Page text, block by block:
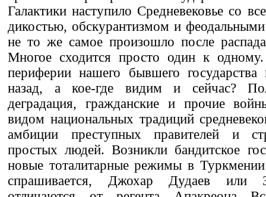
Галактики наступило Средневековье со
дикостью, обскурантизмом и
не то же самое произошло после
Многое сходится просто один к
периферии нашего бывшего государства
назад, а кое-где видим и сейчас?
деградация, гражданские и прочие
видом национальных традиций
амбиции преступных правителей и
простых людей. Возникли бандитское
новые тоталитарные режимы в
спрашивается, Джохар Дудаев или